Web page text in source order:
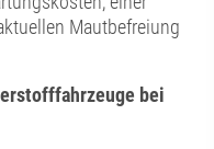
Mautbefreiung
bei